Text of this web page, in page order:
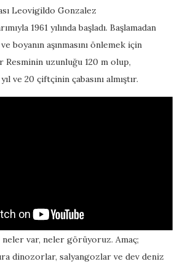
Leovigildo Gonzalez
1961 yılında başladı. Başlamadan
boyanın aşınmasını önlemek için
Resminin uzunluğu 120 m olup,
ve 20 çiftçinin çabasını almıştır.
var, neler görüyoruz. Amaç;
dinozorlar, salyangozlar ve dev deniz